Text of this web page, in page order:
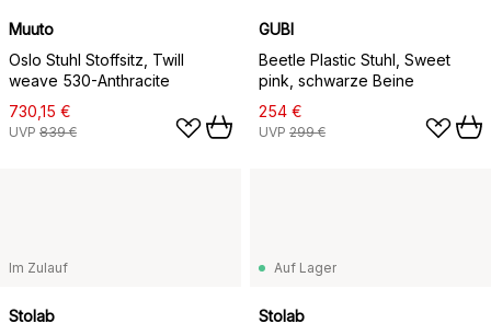
Muuto
Oslo Stuhl Stoffsitz, Twill
weave 530-Anthracite
730,15 €
UVP 839 €
GUBI
Beetle Plastic Stuhl, Sweet
pink, schwarze Beine
254 €
UVP 299 €
Im Zulauf
Stolab
Auf Lager
Stolab